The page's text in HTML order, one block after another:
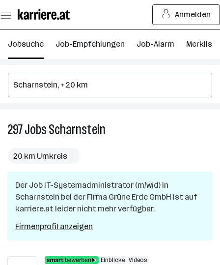
Seiteninhalt
springen
Anmelden
Jobsuche Job-Empfehlungen Job-Alarm Merkliste
297JobsScharnstein
20 km Umkreis
Der Job IT-Systemadministrator (m/w/d) in
Scharnstein bei der Firma Grüne Erde GmbH ist auf
karriere.at leider nicht mehr verfügbar.
Firmenprofil anzeigen
Einblicke Videos